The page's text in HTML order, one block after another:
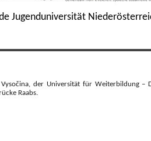
Jugenduniversität
der Universität für Weiterbildung –
Raabs.